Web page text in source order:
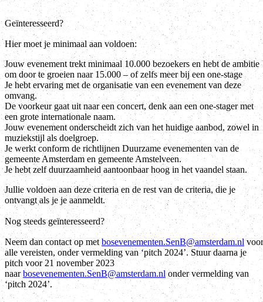
Geïnteresseerd?
Hier moet je minimaal aan voldoen:
Jouw evenement trekt minimaal 10.000 bezoekers en hebt de ambitie
om door te groeien naar 15.000 – of zelfs meer bij een one-stage
Je hebt ervaring met de organisatie van een evenement van deze
omvang.
De voorkeur gaat uit naar een concert, denk aan een one-stager met
een grote internationale naam.
Jouw evenement onderscheidt zich van het huidige aanbod, zowel in
muziekstijl als doelgroep.
Je werkt conform de richtlijnen Duurzame evenementen van de
gemeente Amsterdam en gemeente Amstelveen.
Je hebt zelf duurzaamheid aantoonbaar hoog in het vaandel staan.
Jullie voldoen aan deze criteria en de rest van de criteria, die je
ontvangt als je je aanmeldt.
Nog steeds geïnteresseerd?
Neem dan contact op met bosevenementen.SenB@amsterdam.nlvoor
alle vereisten, onder vermelding van ‘pitch 2024’. Stuur daarna je
pitch voor 21 november 2023
naarbosevenementen.SenB@amsterdam.nlonder vermelding van
‘pitch 2024’.